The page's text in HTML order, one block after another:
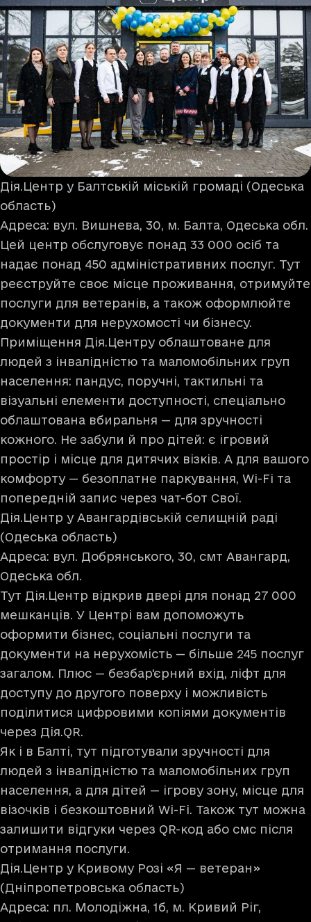
Дія.Центр у Балтській міській громаді (Одеська
область)
Адреса: вул. Вишнева, 30, м. Балта, Одеська обл.
Цей центр обслуговує понад 33 000 осіб та
надає понад 450 адміністративних послуг. Тут
реєструйте своє місце проживання, отримуйте
послуги для ветеранів, а також оформлюйте
документи для нерухомості чи бізнесу.
Приміщення Дія.Центру облаштоване для
людей з інвалідністю та маломобільних груп
населення: пандус, поручні, тактильні та
візуальні елементи доступності, спеціально
облаштована вбиральня — для зручності
кожного. Не забули й про дітей: є ігровий
простір і місце для дитячих візків. А для вашого
комфорту — безоплатне паркування, Wi-Fi та
попередній запис через чат-бот Свої.
Дія.Центр у Авангардівській селищній раді
(Одеська область)
Адреса: вул. Добрянського, 30, смт Авангард,
Одеська обл.
Тут Дія.Центр відкрив двері для понад 27 000
мешканців. У Центрі вам допоможуть
оформити бізнес, соціальні послуги та
документи на нерухомість — більше 245 послуг
загалом. Плюс — безбар'єрний вхід, ліфт для
доступу до другого поверху і можливість
поділитися цифровими копіями документів
через Дія.QR.
Як і в Балті, тут підготували зручності для
людей з інвалідністю та маломобільних груп
населення, а для дітей — ігрову зону, місце для
візочків і безкоштовний Wi-Fi. Також тут можна
залишити відгуки через QR-код або смс після
отримання послуги.
Дія.Центр у Кривому Розі «Я — ветеран»
(Дніпропетровська область)
Адреса: пл. Молодіжна, 1б, м. Кривий Ріг,